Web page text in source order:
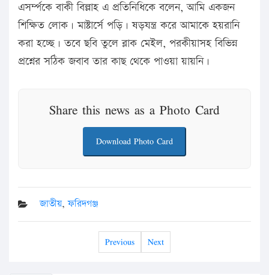
এসর্ম্পকে বাকী বিল্লাহ এ প্রতিনিধিকে বলেন, আমি একজন
শিক্ষিত লোক। মাষ্টার্সে পড়ি। ষড়যন্ত্র করে আমাকে হয়রানি
করা হচ্ছে। তবে ছবি তুলে ব্লাক মেইল, পরকীয়াসহ বিভিন্ন
প্রশ্নের সঠিক জবাব তার কাছ থেকে পাওয়া য়ায়নি।
Share this news as a Photo Card
Download Photo Card
জাতীয়,ফরিদগঞ্জ
Previous Next